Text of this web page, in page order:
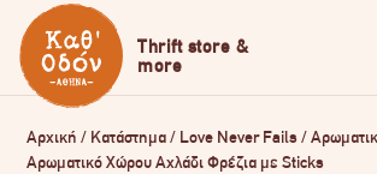
Αρχική / Κατάστημα/ Love Never Fails/
Αρωματικό Xώρου Αχλάδι Φρέζια με Sticks